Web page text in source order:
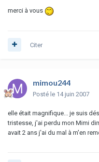
merci à vous
Citer
mimou244
Posté le 14 juin 2007
elle était magnifique... je suis
tristesse, j'ai perdu mon Mimi
avait 2 ans j'ai du mal à m'en